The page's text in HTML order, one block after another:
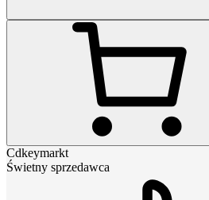
Cdkeymarkt
Świetny sprzedawca